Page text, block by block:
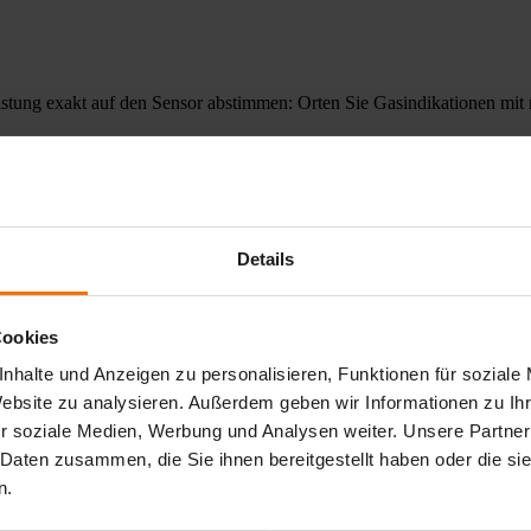
Details
und Anzeigen zu personalisieren, Funktionen für soziale
zu analysieren. Außerdem geben wir Informationen zu
soziale Medien, Werbung und Analysen weiter. Unsere
zusammen, die Sie ihnen bereitgestellt haben oder die
exakt auf den Sensor abstimmen: Orten Sie Gasindikationen
dann sehr überschaubar
zur Rohrnetzüberprüfung
konzipiert, die gesetzliche Vorgaben, wie die EU-
Alle Messdaten – von der Gasindikation bis hin zu
Kartenmaterial ist variabel. Der Einbau ist
die Präzision, Dokumentensicherheit und
Das System überprüft das Umfeld unter Berücksichtigung der